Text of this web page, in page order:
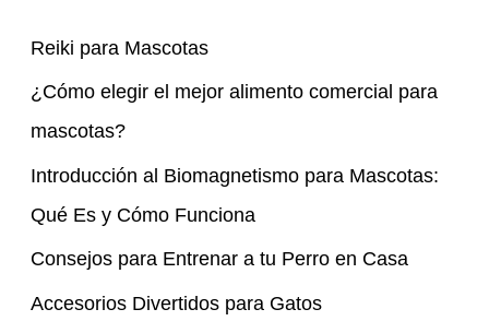
o
r
:
Reiki para Mascotas
¿Cómo elegir el mejor alimento comercial para
mascotas?
Introducción al Biomagnetismo para Mascotas:
Qué Es y Cómo Funciona
Consejos para Entrenar a tu Perro en Casa
Accesorios Divertidos para Gatos